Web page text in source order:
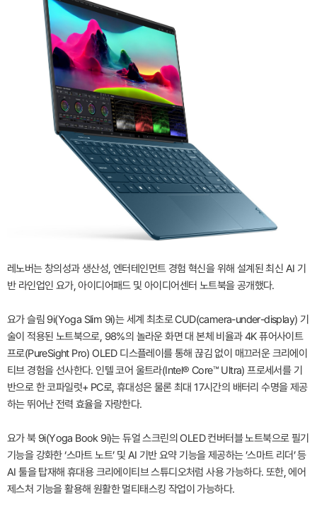
레노버는 창의성과 생산성, 엔터테인먼트 경험 혁신을 위해 설계된 최신 AI 기
반 라인업인 요가, 아이디어패드 및 아이디어센터 노트북을 공개했다.
요가 슬림 9i(Yoga Slim 9i)는 세계 최초로 CUD(camera-under-display) 기
술이 적용된 노트북으로, 98%의 놀라운 화면 대 본체 비율과 4K 퓨어사이트
프로(PureSight Pro) OLED 디스플레이를 통해 끊김 없이 매끄러운 크리에이
티브 경험을 선사한다. 인텔 코어 울트라(Intel® Core™ Ultra) 프로세서를 기
반으로 한 코파일럿+ PC로, 휴대성은 물론 최대 17시간의 배터리 수명을 제공
하는 뛰어난 전력 효율을 자랑한다.
요가 북 9i(Yoga Book 9i)는 듀얼 스크린의 OLED 컨버터블 노트북으로 필기
기능을 강화한 ‘스마트 노트’ 및 AI 기반 요약 기능을 제공하는 ’스마트 리더’ 등
AI 툴을 탑재해 휴대용 크리에이티브 스튜디오처럼 사용 가능하다. 또한, 에어
제스처 기능을 활용해 원활한 멀티태스킹 작업이 가능하다.